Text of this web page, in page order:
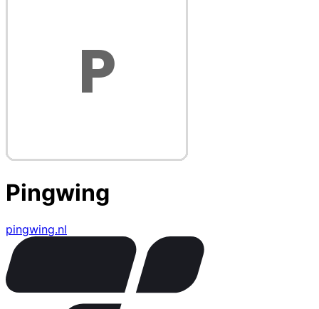
Pingwing
pingwing.nl